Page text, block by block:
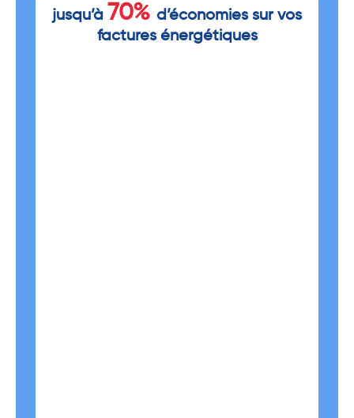
jusqu’à 70% d’économies sur vos
factures énergétiques